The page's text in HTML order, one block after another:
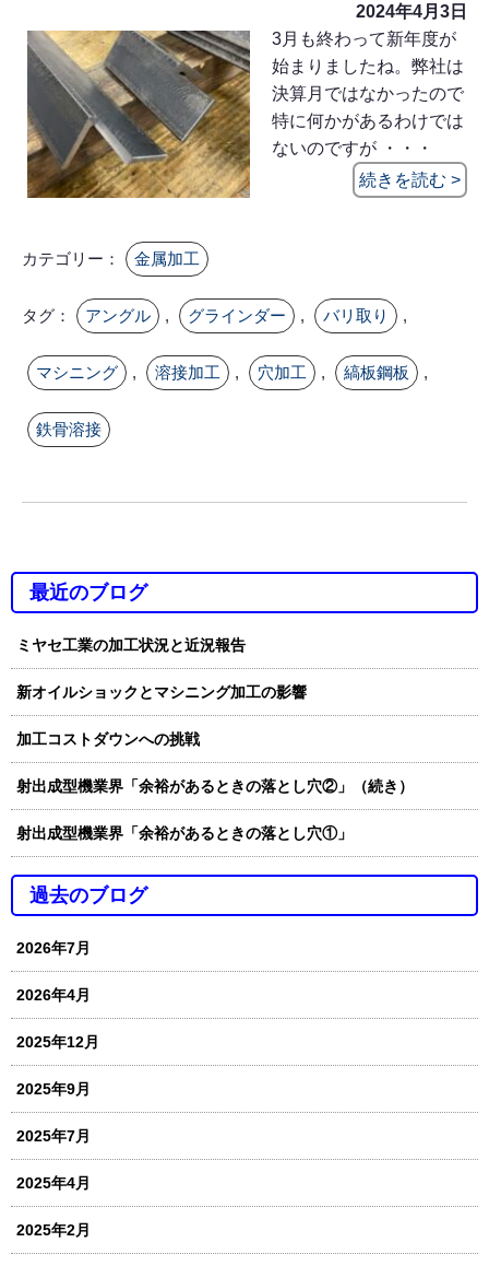
2024年4月3日
3月も終わって新年度が
始まりましたね。弊社は
決算月ではなかったので
特に何かがあるわけでは
ないのですが ・・・
続きを読む >
カテゴリー： 金属加工
タグ： アングル , グラインダー , バリ取り ,
マシニング , 溶接加工 , 穴加工 , 縞板鋼板 ,
鉄骨溶接
最近のブログ
ミヤセ工業の加工状況と近況報告
新オイルショックとマシニング加工の影響
加工コストダウンへの挑戦
射出成型機業界「余裕があるときの落とし穴②」（続き）
射出成型機業界「余裕があるときの落とし穴①」
過去のブログ
2026年7月
2026年4月
2025年12月
2025年9月
2025年7月
2025年4月
2025年2月